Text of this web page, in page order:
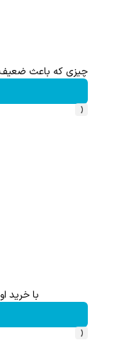
چیزی که باعث
‹
با خرید اول از
‹